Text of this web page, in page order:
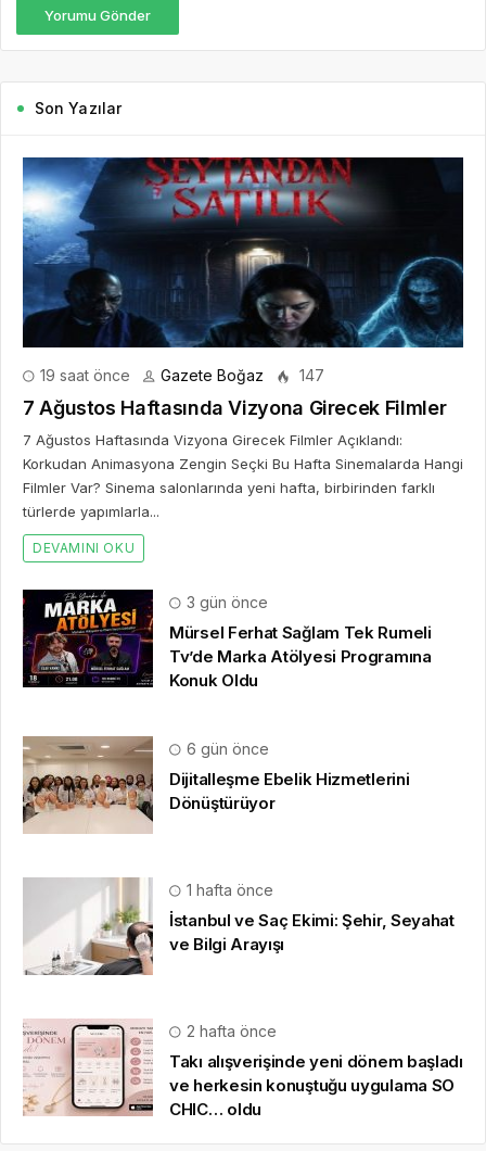
Yorumu Gönder
Son Yazılar
19 saat önce Gazete Boğaz 147
7 Ağustos Haftasında Vizyona Girecek Filmler
7 Ağustos Haftasında Vizyona Girecek Filmler Açıklandı:
Korkudan Animasyona Zengin Seçki Bu Hafta Sinemalarda Hangi
Filmler Var? Sinema salonlarında yeni hafta, birbirinden farklı
türlerde yapımlarla...
DEVAMINI OKU
3 gün önce
Mürsel Ferhat Sağlam Tek Rumeli
Tv’de Marka Atölyesi Programına
Konuk Oldu
6 gün önce
Dijitalleşme Ebelik Hizmetlerini
Dönüştürüyor
1 hafta önce
İstanbul ve Saç Ekimi: Şehir, Seyahat
ve Bilgi Arayışı
2 hafta önce
Takı alışverişinde yeni dönem başladı
ve herkesin konuştuğu uygulama SO
CHIC… oldu